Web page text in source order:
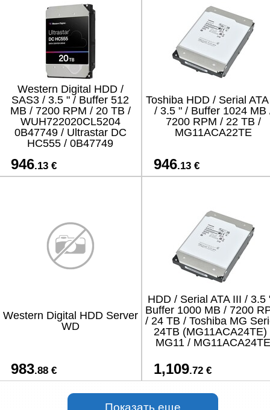
Western Digital HDD /
SAS3 / 3.5 " / Buffer 512
MB / 7200 RPM / 20 TB /
WUH722020CL5204
0B47749 / Ultrastar DC
HC555 / 0B47749
946.13 €
Toshiba HDD / Serial
/ 3.5 " / Buffer 1024 MB
7200 RPM / 22 TB /
MG11ACA22TE
946.13 €
Western Digital HDD Server
WD
983.88 €
HDD / Serial ATA III / 3.5
Buffer 1000 MB / 7200
/ 24 TB / Toshiba MG
24TB (MG11ACA24TE)
MG11 / MG11ACA24TE
1,109.72 €